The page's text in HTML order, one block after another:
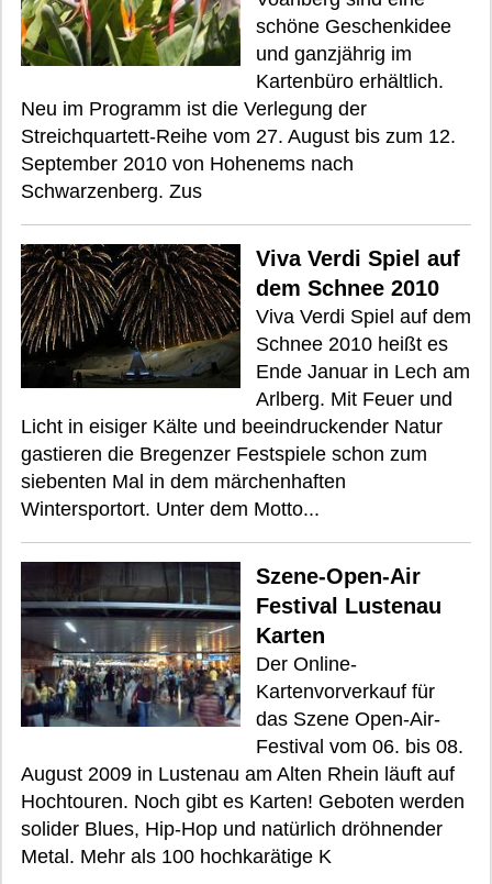
schöne Geschenkidee
und ganzjährig im
Kartenbüro erhältlich.
Neu im Programm ist die Verlegung der
Streichquartett-Reihe vom 27. August bis zum 12.
September 2010 von Hohenems nach
Schwarzenberg. Zus
Viva Verdi Spiel auf
dem Schnee 2010
Viva Verdi Spiel auf dem
Schnee 2010 heißt es
Ende Januar in Lech am
Arlberg. Mit Feuer und
Licht in eisiger Kälte und beeindruckender Natur
gastieren die Bregenzer Festspiele schon zum
siebenten Mal in dem märchenhaften
Wintersportort. Unter dem Motto...
Szene-Open-Air
Festival Lustenau
Karten
Der Online-
Kartenvorverkauf für
das Szene Open-Air-
Festival vom 06. bis 08.
August 2009 in Lustenau am Alten Rhein läuft auf
Hochtouren. Noch gibt es Karten! Geboten werden
solider Blues, Hip-Hop und natürlich dröhnender
Metal. Mehr als 100 hochkarätige K